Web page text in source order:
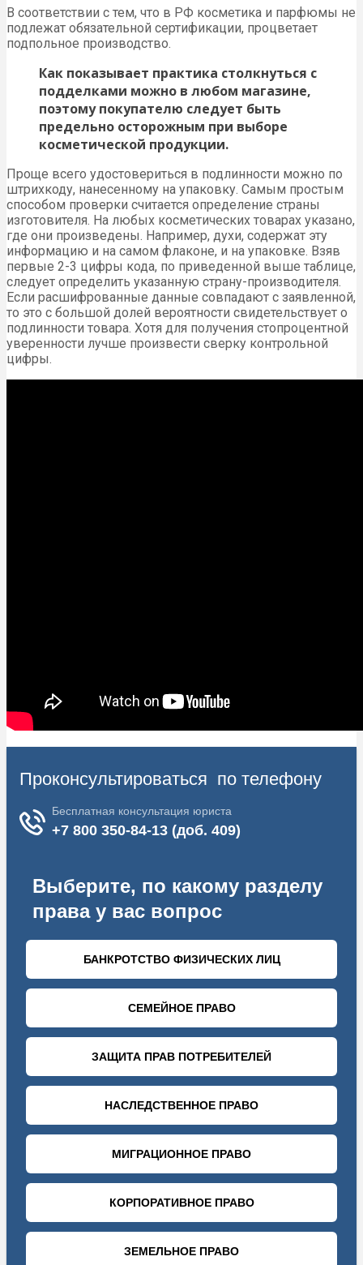
В соответствии с тем, что в РФ косметика и парфюмы не
подлежат обязательной сертификации, процветает
подпольное производство.
Как показывает практика столкнуться с
подделками можно в любом магазине,
поэтому покупателю следует быть
предельно осторожным при выборе
косметической продукции.
Проще всего удостовериться в подлинности можно по
штрихкоду, нанесенному на упаковку. Самым простым
способом проверки считается определение страны
изготовителя. На любых косметических товарах указано,
где они произведены. Например, духи, содержат эту
информацию и на самом флаконе, и на упаковке. Взяв
первые 2-3 цифры кода, по приведенной выше таблице,
следует определить указанную страну-производителя.
Если расшифрованные данные совпадают с заявленной,
то это с большой долей вероятности свидетельствует о
подлинности товара. Хотя для получения стопроцентной
уверенности лучше произвести сверку контрольной
цифры.